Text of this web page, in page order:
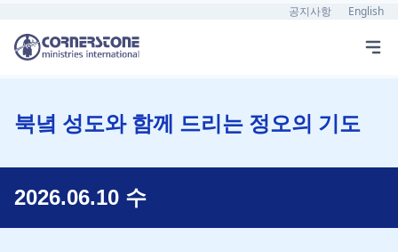
공지사항 English
북녘 성도와 함께 드리는 정오의 기도
2026.06.10 수